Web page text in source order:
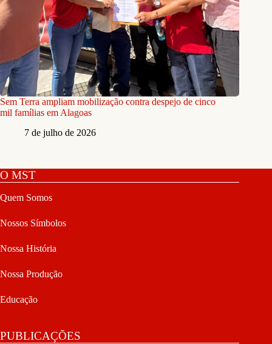
Sem Terra ampliam mobilização contra despejo de cinco
mil famílias em Alagoas
7 de julho de 2026
O MST
Quem Somos
Nossos Símbolos
Nossa História
Nossa Produção
Educação
PUBLICAÇÕES